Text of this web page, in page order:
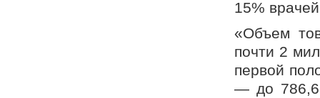
15%
«Объем
почти 2
первой
— до 786,6